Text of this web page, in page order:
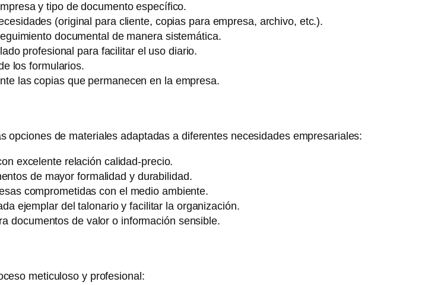
y tipo de documento específico.
(original para cliente, copias para empresa, archivo, etc.).
documental de manera sistemática.
profesional para facilitar el uso diario.
los formularios.
las copias que permanecen en la empresa.
opciones de materiales adaptadas a diferentes necesidades empresariales:
excelente relación calidad-precio.
de mayor formalidad y durabilidad.
comprometidas con el medio ambiente.
ejemplar del talonario y facilitar la organización.
documentos de valor o información sensible.
meticuloso y profesional: